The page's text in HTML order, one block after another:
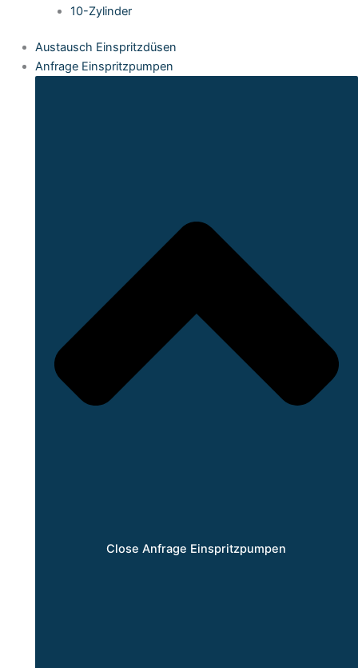
10-Zylinder
Austausch Einspritzdüsen
Anfrage Einspritzpumpen
Close Anfrage Einspritzpumpen